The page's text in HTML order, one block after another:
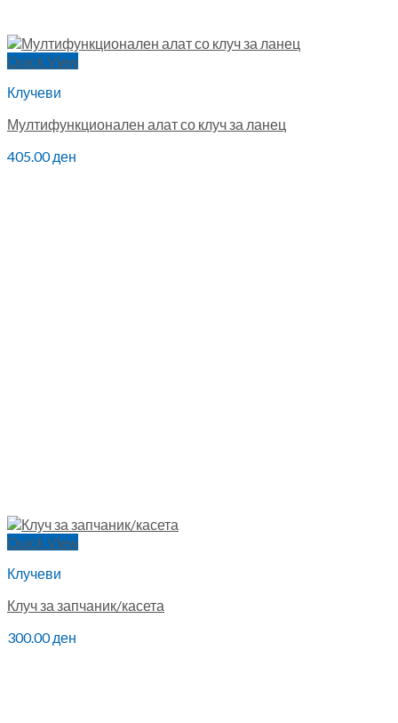
Quick View
Клучеви
Мултифункционален алат со клуч за ланец
405.00ден
Quick View
Клучеви
Клуч за запчаник/касета
300.00ден